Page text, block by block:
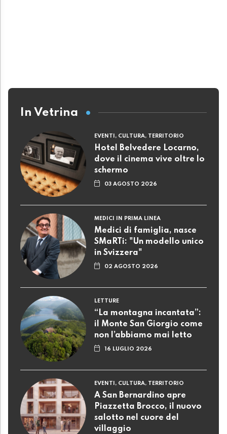
In Vetrina
EVENTI, CULTURA, TERRITORIO
Hotel Belvedere Locarno,
dove il cinema vive oltre lo
schermo
03 AGOSTO 2026
MEDICI IN PRIMA LINEA
Medici di famiglia, nasce
SMaRTi: "Un modello unico
in Svizzera"
02 AGOSTO 2026
LETTURE
“La montagna incantata”:
il Monte San Giorgio come
non l’abbiamo mai letto
16 LUGLIO 2026
EVENTI, CULTURA, TERRITORIO
A San Bernardino apre
Piazzetta Brocco, il nuovo
salotto nel cuore del
villaggio